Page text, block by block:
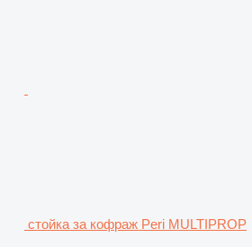
стойка за кофраж Peri MULTIPROP